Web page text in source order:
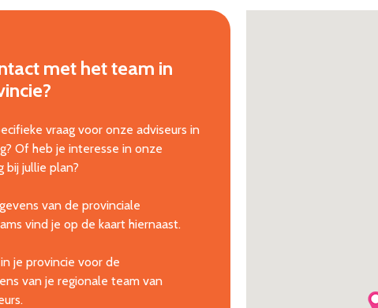
met het team in
?
vraag voor onze adviseurs in
Of heb je interesse in onze
bij jullie plan?
van de provinciale
vind je op de kaart hiernaast.
je provincie voor de
van je regionale team van